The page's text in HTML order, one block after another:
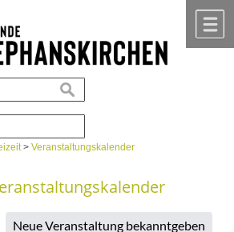
suchen
>Veranstaltungskalender